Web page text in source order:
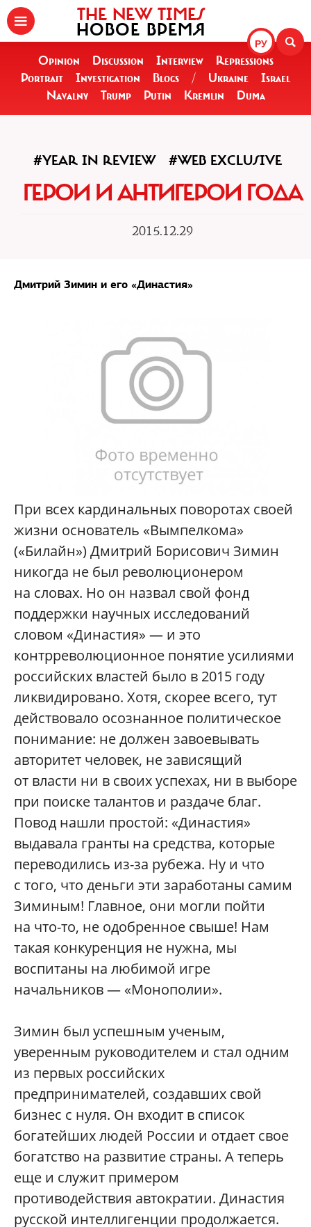
РУ
THE NEW TIMES
НОВОЕ ВРЕМЯ
Opinion Discussion Interview
Repressions
Portrait
Investigation Blogs / Ukraine
Israel
Navalny
Trump Putin Kremlin Duma
#YEAR IN REVIEW #WEB EXCLUSIVE
ГЕРОИ И АНТИГЕРОИ ГОДА
2015.12.29
Дмитрий Зимин и его «Династия»
При всех кардинальных поворотах своей
жизни основатель «Вымпелкома»
(«Билайн») Дмитрий Борисович Зимин
никогда не был революционером
на словах. Но он назвал свой фонд
поддержки научных исследований
словом «Династия» — и это
контрреволюционное понятие усилиями
российских властей было в 2015 году
ликвидировано. Хотя, скорее всего, тут
действовало осознанное политическое
понимание: не должен завоевывать
авторитет человек, не зависящий
от власти ни в своих успехах, ни в выборе
при поиске талантов и раздаче благ.
Повод нашли простой: «Династия»
выдавала гранты на средства, которые
переводились из-за рубежа. Ну и что
с того, что деньги эти заработаны самим
Зиминым! Главное, они могли пойти
на что-то, не одобренное свыше! Нам
такая конкуренция не нужна, мы
воспитаны на любимой игре
начальников — «Монополии».
Зимин был успешным ученым,
уверенным руководителем и стал одним
из первых российских
предпринимателей, создавших свой
бизнес с нуля. Он входит в список
богатейших людей России и отдает свое
богатство на развитие страны. А теперь
еще и служит примером
противодействия автократии. Династия
русской интеллигенции продолжается.